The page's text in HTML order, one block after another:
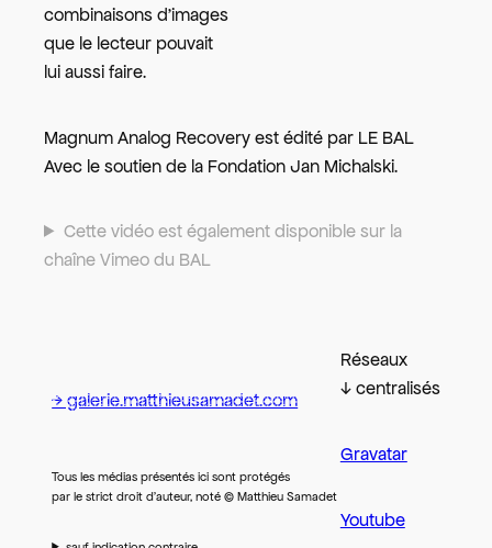
combinaisons d’images
que le lecteur pouvait
lui aussi faire.
Magnum Analog Recovery est édité par LE BAL
Avec le soutien de la Fondation Jan Michalski.
Cette vidéo est également disponible sur la
chaîne Vimeo du BAL
→ galerie.matthieusamadet.com
Tous les médias présentés ici sont protégés
par le strict droit d’auteur, noté © Matthieu Samadet
Réseaux
↓ centralisés
Gravatar
Youtube